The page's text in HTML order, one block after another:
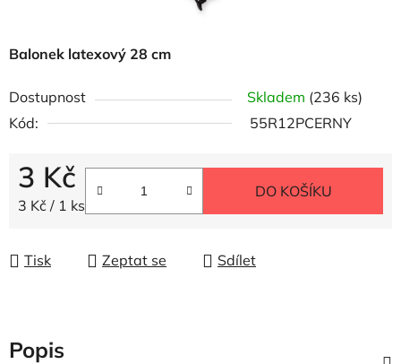
Balonek latexový 28 cm
Dostupnost Skladem (236 ks)
Kód:
55R12PCERNY
3 Kč
Měrná cena:
3 Kč / 1 ks
DO KOŠÍKU
Tisk Zeptat se Sdílet
Popis